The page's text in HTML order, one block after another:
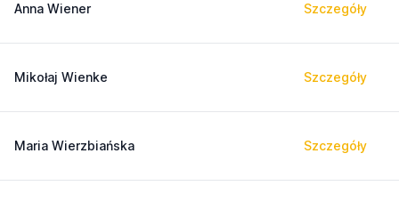
Anna Wiener Szczegóły
Mikołaj Wienke Szczegóły
Maria Wierzbiańska Szczegóły